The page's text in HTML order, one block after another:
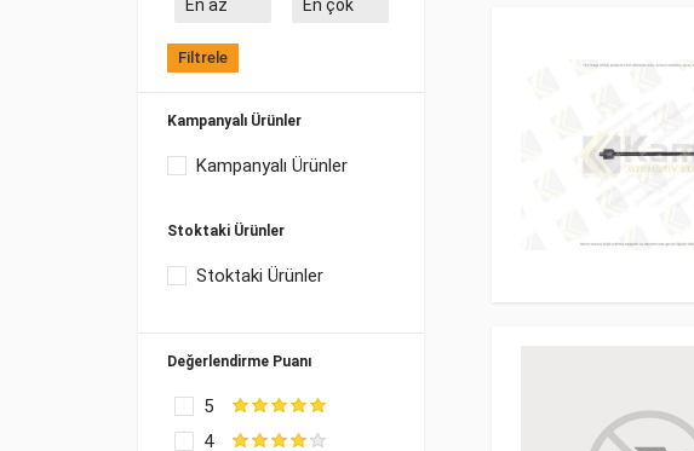
Filtrele
Kampanyalı Ürünler
Kampanyalı Ürünler
Stoktaki Ürünler
Stoktaki Ürünler
Değerlendirme Puanı
5
4